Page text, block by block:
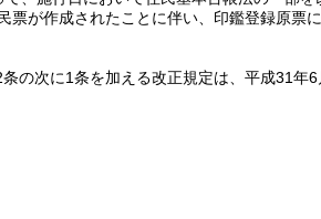
が作成されたことに伴い、印鑑登録原票
の次に1条を加える改正規定は、平成31年6